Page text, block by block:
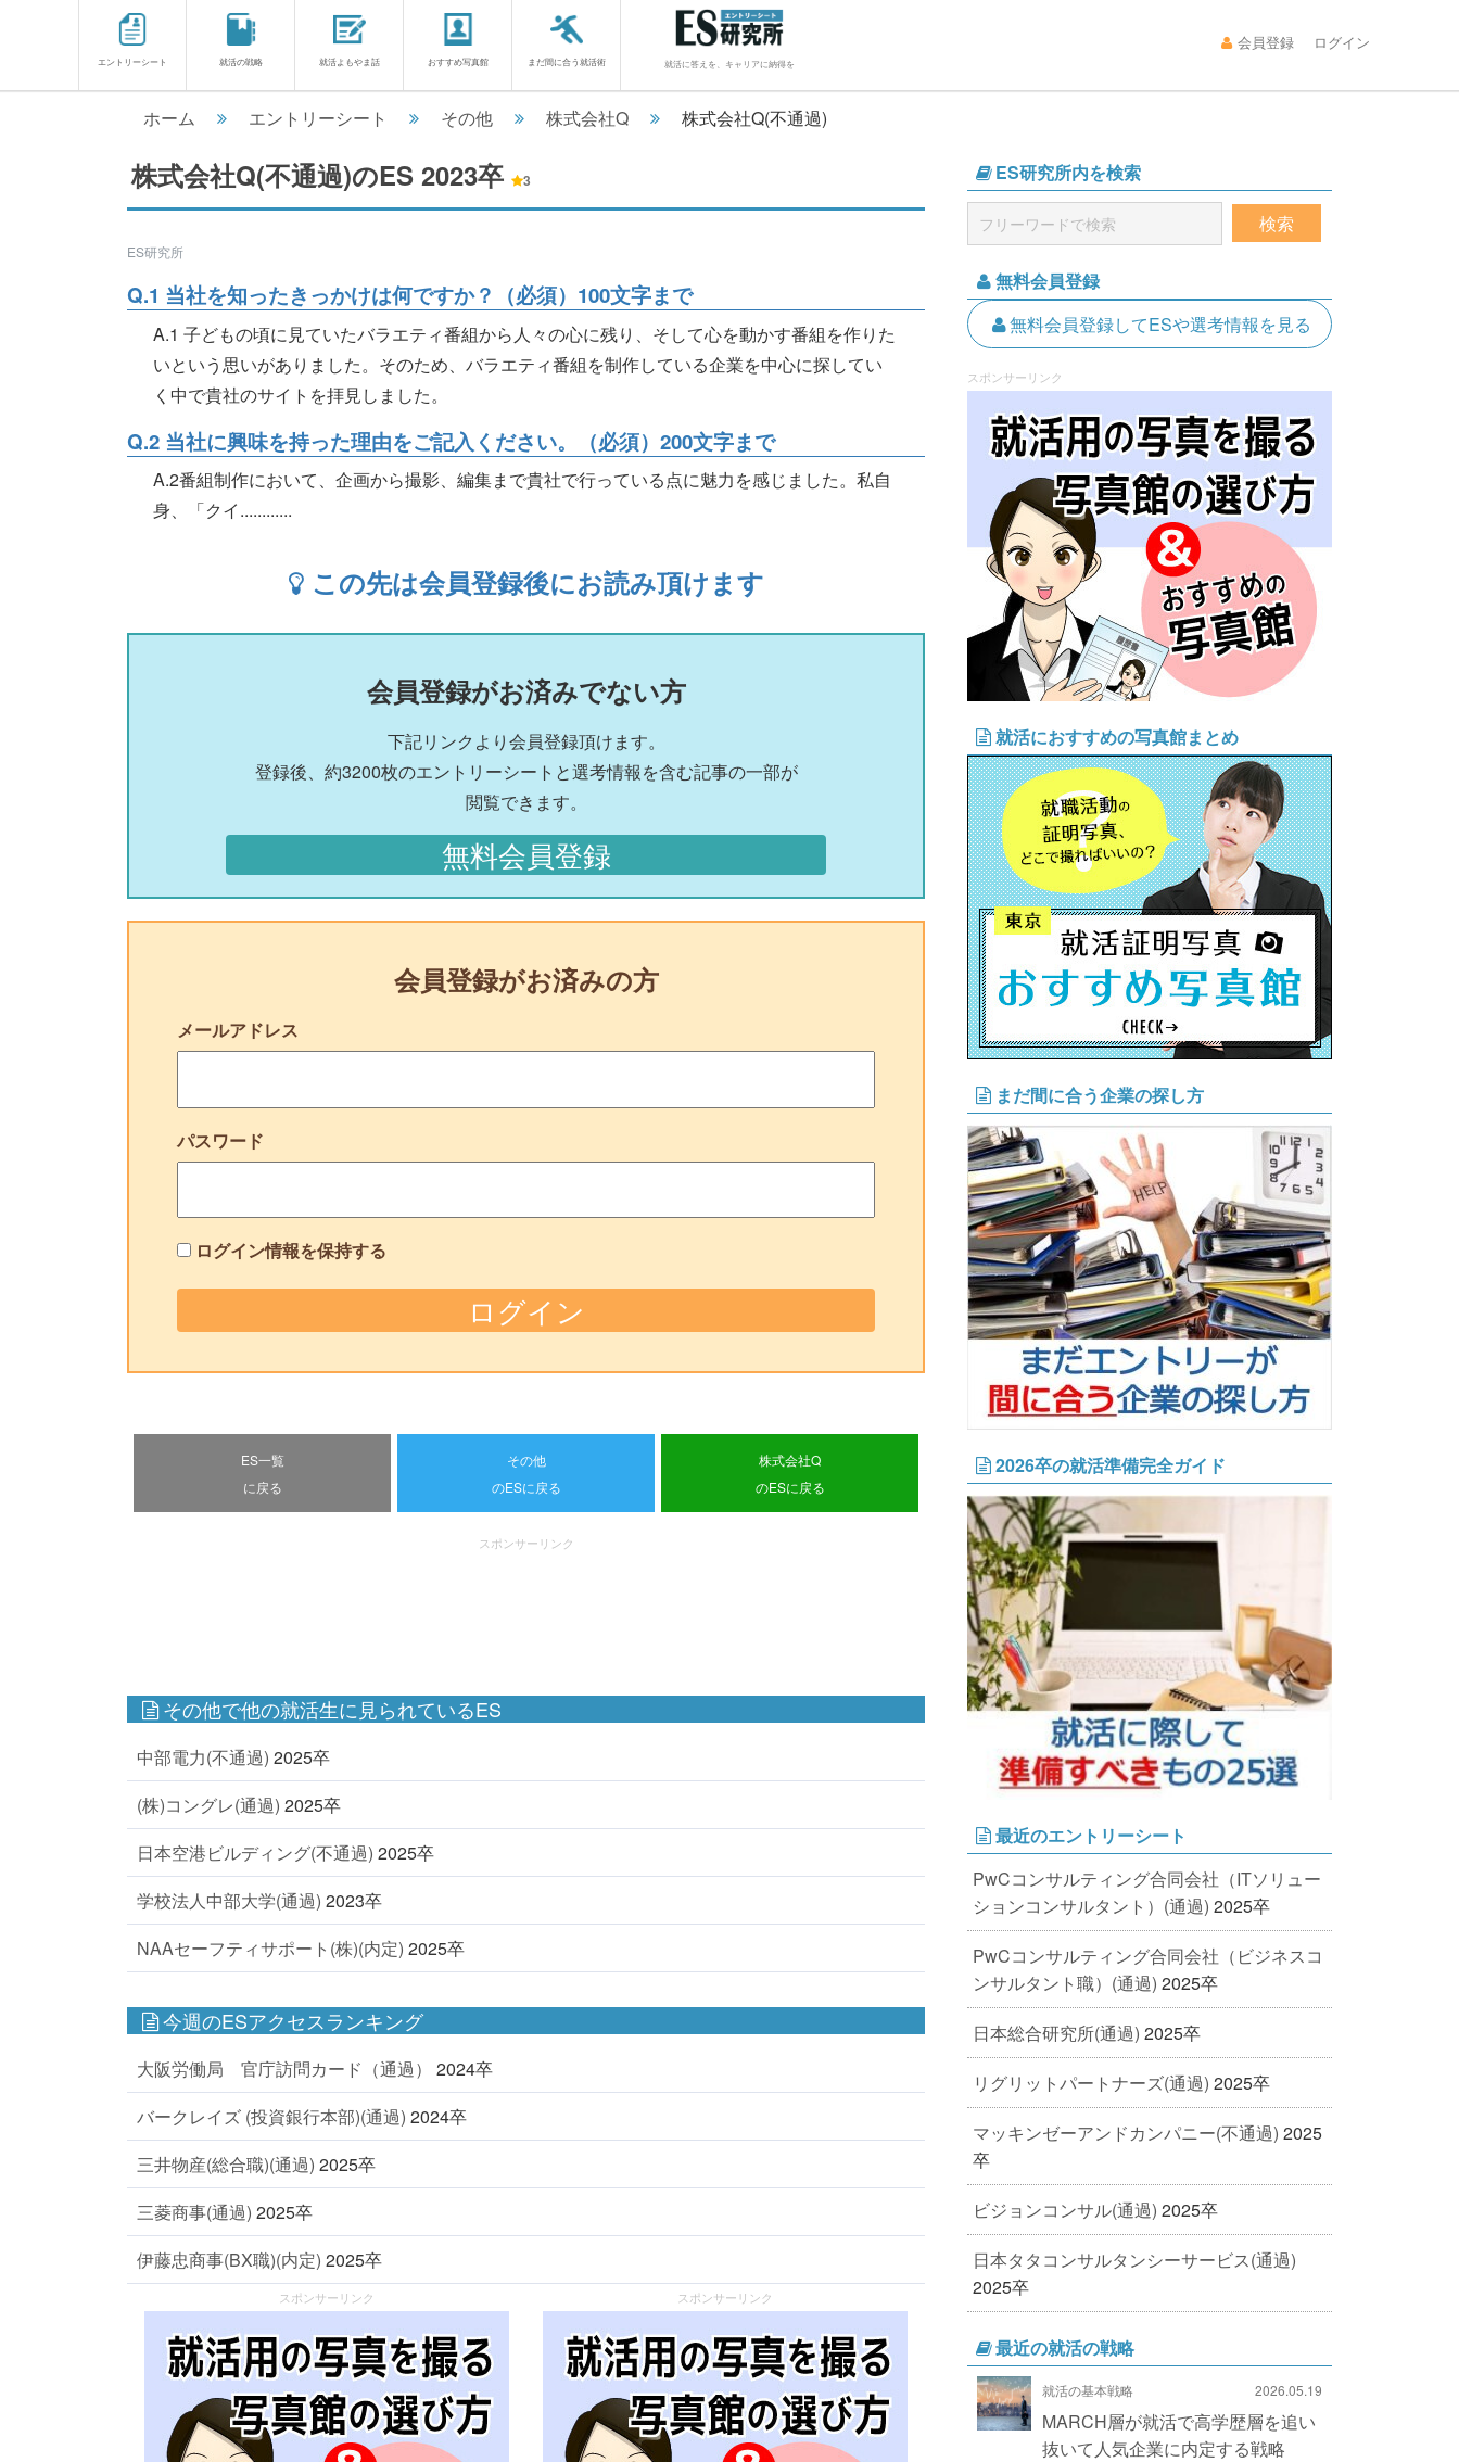
エントリーシート 就活の戦略 就活よもやま話 おすすめ写真館 まだ間に合う就活術 就活に答えを、キャリアに納得を
会員登録 ログイン
ホーム エントリーシート その他 株式会社Q 株式会社Q(不通過)
株式会社Q(不通過)のES 2023卒 3
ES研究所
Q.1 当社を知ったきっかけは何ですか？（必須）100文字まで
A.1 子どもの頃に見ていたバラエティ番組から人々の心に残り、そして心を動かす番組を作りた
いという思いがありました。そのため、バラエティ番組を制作している企業を中心に探してい
く中で貴社のサイトを拝見しました。
Q.2 当社に興味を持った理由をご記入ください。（必須）200文字まで
A.2番組制作において、企画から撮影、編集まで貴社で行っている点に魅力を感じました。私自
身、「クイ............
この先は会員登録後にお読み頂けます
会員登録がお済みでない方
下記リンクより会員登録頂けます。
登録後、約3200枚のエントリーシートと選考情報を含む記事の一部が
閲覧できます。
無料会員登録
会員登録がお済みの方
メールアドレス
パスワード
ログイン情報を保持する
ES一覧
に戻る
その他
のESに戻る
株式会社Q
のESに戻る
スポンサーリンク
その他で他の就活生に見られているES
中部電力(不通過) 2025卒
(株)コングレ(通過) 2025卒
日本空港ビルディング(不通過) 2025卒
学校法人中部大学(通過) 2023卒
NAAセーフティサポート(株)(内定) 2025卒
今週のESアクセスランキング
大阪労働局 官庁訪問カード（通過）
2024卒
バークレイズ (投資銀行本部)(通過) 2024卒
三井物産(総合職)(通過) 2025卒
三菱商事(通過) 2025卒
伊藤忠商事(BX職)(内定) 2025卒
スポンサーリンク スポンサーリンク
ES研究所内を検索
無料会員登録
無料会員登録してESや選考情報を見る
スポンサーリンク
就活におすすめの写真館まとめ
まだ間に合う企業の探し方
2026卒の就活準備完全ガイド
最近のエントリーシート
PwCコンサルティング合同会社（ITソリュー
ションコンサルタント）(通過) 2025卒
PwCコンサルティング合同会社（ビジネスコ
ンサルタント職）(通過) 2025卒
日本総合研究所(通過) 2025卒
リグリットパートナーズ(通過) 2025卒
マッキンゼーアンドカンパニー(不通過) 2025
卒
ビジョンコンサル(通過) 2025卒
日本タタコンサルタンシーサービス(通過)
2025卒
最近の就活の戦略
就活の基本戦略 2026.05.19
MARCH層が就活で高学歴層を追い
抜いて人気企業に内定する戦略